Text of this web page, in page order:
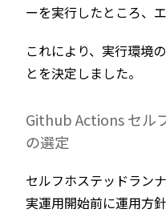
ーを実行したところ、
これにより、実行環境
とを決定しました。
Github Actions セル
の選定
セルフホステッドラン
実運用開始前に運用方